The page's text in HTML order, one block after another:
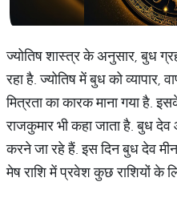
ज्योतिष शास्त्र के अनुसार, बुध
रहा है. ज्योतिष में बुध को व्यापार,
मित्रता का कारक माना गया है.
राजकुमार भी कहा जाता है. बुध देव
करने जा रहे हैं. इस दिन बुध देव
मेष राशि में प्रवेश कुछ राशियों के